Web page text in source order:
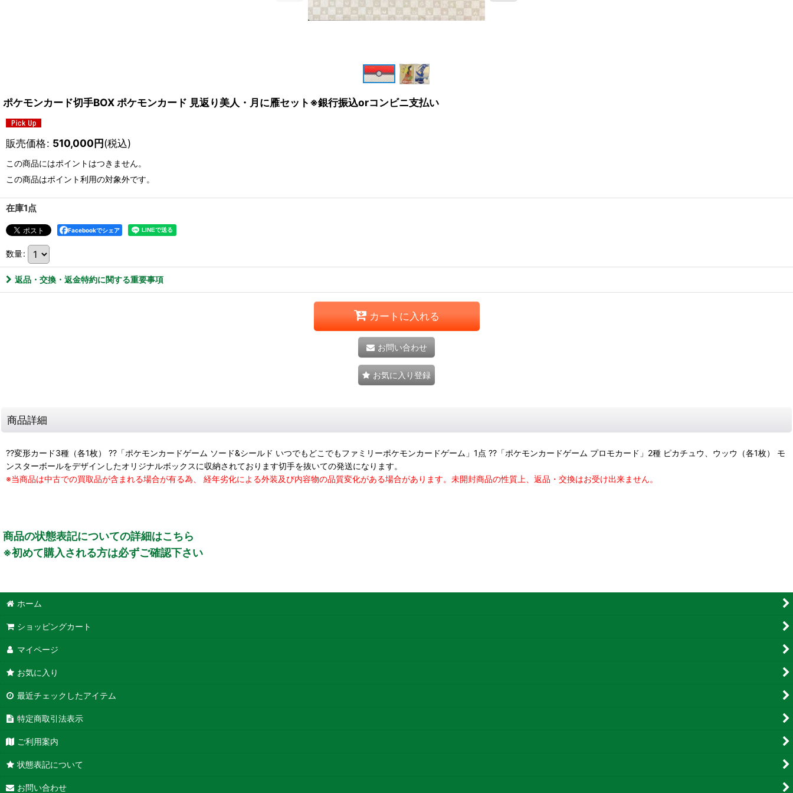
ポケモンカード切手BOX ポケモンカード 見返り美人・月に雁セット※銀行振込orコンビニ支払い
販売価格: 510,000円(税込)
この商品にはポイントはつきません。
この商品はポイント利用の対象外です。
在庫1点
Facebookでシェア
数量:
返品・交換・返金特約に関する重要事項
カートに入れる
お問い合わせ
お気に入り登録
商品詳細
??変形カード3種（各1枚） ??「ポケモンカードゲーム ソード&シールド いつでもどこでもファミリーポケモンカードゲーム」1点 ??「ポケモンカードゲーム プロモカード」2種 ピカチュウ、ウッウ（各1枚） モ
ンスターボールをデザインしたオリジナルボックスに収納されております切手を抜いての発送になります。
※当商品は中古での買取品が含まれる場合が有る為、 経年劣化による外装及び内容物の品質変化がある場合があります。未開封商品の性質上、返品・交換はお受け出来ません。
商品の状態表記についての詳細はこちら
※初めて購入される方は必ずご確認下さい
ホーム
ショッピングカート
マイページ
お気に入り
最近チェックしたアイテム
特定商取引法表示
ご利用案内
状態表記について
お問い合わせ